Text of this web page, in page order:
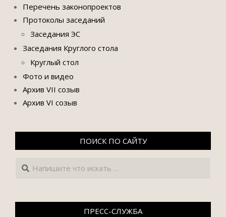
Перечень законопроектов
Протоколы заседаний
Заседания ЭС
Заседания Круглого стола
Круглый стол
Фото и видео
Архив VII созыв
Архив VI созыв
ПОИСК ПО САЙТУ
Поиск
ПРЕСС-СЛУЖБА